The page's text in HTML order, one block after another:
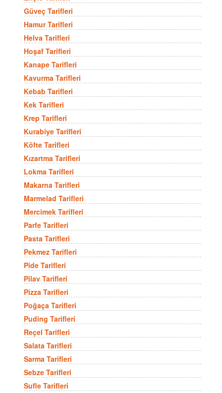
Güveç Tarifleri
Hamur Tarifleri
Helva Tarifleri
Hoşaf Tarifleri
Kanape Tarifleri
Kavurma Tarifleri
Kebab Tarifleri
Kek Tarifleri
Krep Tarifleri
Kurabiye Tarifleri
Köfte Tarifleri
Kızartma Tarifleri
Lokma Tarifleri
Makarna Tarifleri
Marmelad Tarifleri
Mercimek Tarifleri
Parfe Tarifleri
Pasta Tarifleri
Pekmez Tarifleri
Pide Tarifleri
Pilav Tarifleri
Pizza Tarifleri
Poğaça Tarifleri
Puding Tarifleri
Reçel Tarifleri
Salata Tarifleri
Sarma Tarifleri
Sebze Tarifleri
Sufle Tarifleri